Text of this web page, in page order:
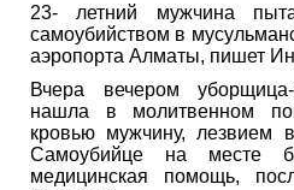
23- летний мужчина
самоубийством в
аэропорта Алматы, пишет
Вчера вечером уборщица-
нашла в молитвенном
кровью мужчину, лезвием
Самоубийце на месте
медицинская помощь,